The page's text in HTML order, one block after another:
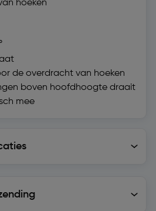
hoeken
de overdracht van hoeken
boven hoofdhoogte draait
mee